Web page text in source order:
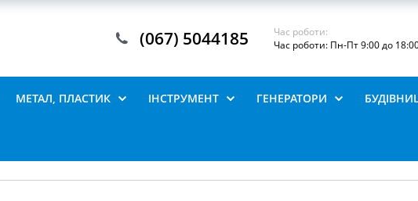
(067) 5044185
Час роботи:
Час роботи: Пн-Пт 9:00 до
МЕТАЛ, ПЛАСТИК ІНСТРУМЕНТ ГЕНЕРАТОРИ